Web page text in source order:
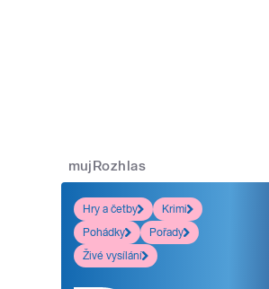
mujRozhlas
Hry a četby
Krimi
Pohádky
Pořady
Živé vysílání